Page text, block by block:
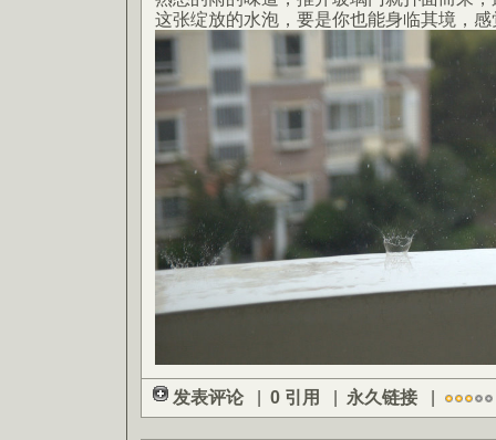
这张绽放的水泡，要是你也能身临其境，
发表评论 | 0 引用 | 永久链接 |